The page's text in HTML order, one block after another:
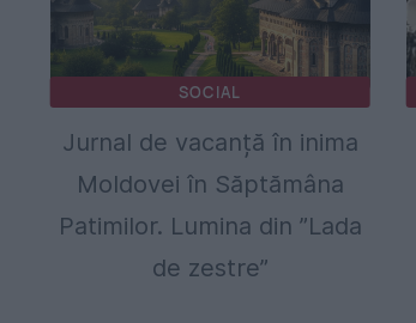
SOCIAL
Jurnal de vacanță în inima
Moldovei în Săptămâna
Patimilor. Lumina din ”Lada
de zestre”